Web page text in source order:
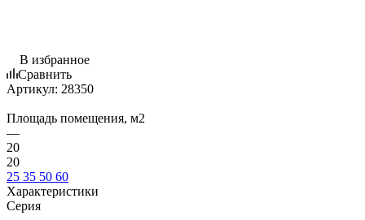
В избранное
Сравнить
Артикул: 28350
Площадь помещения, м2
—
20
20
25 35 50 60
Характеристики
Серия